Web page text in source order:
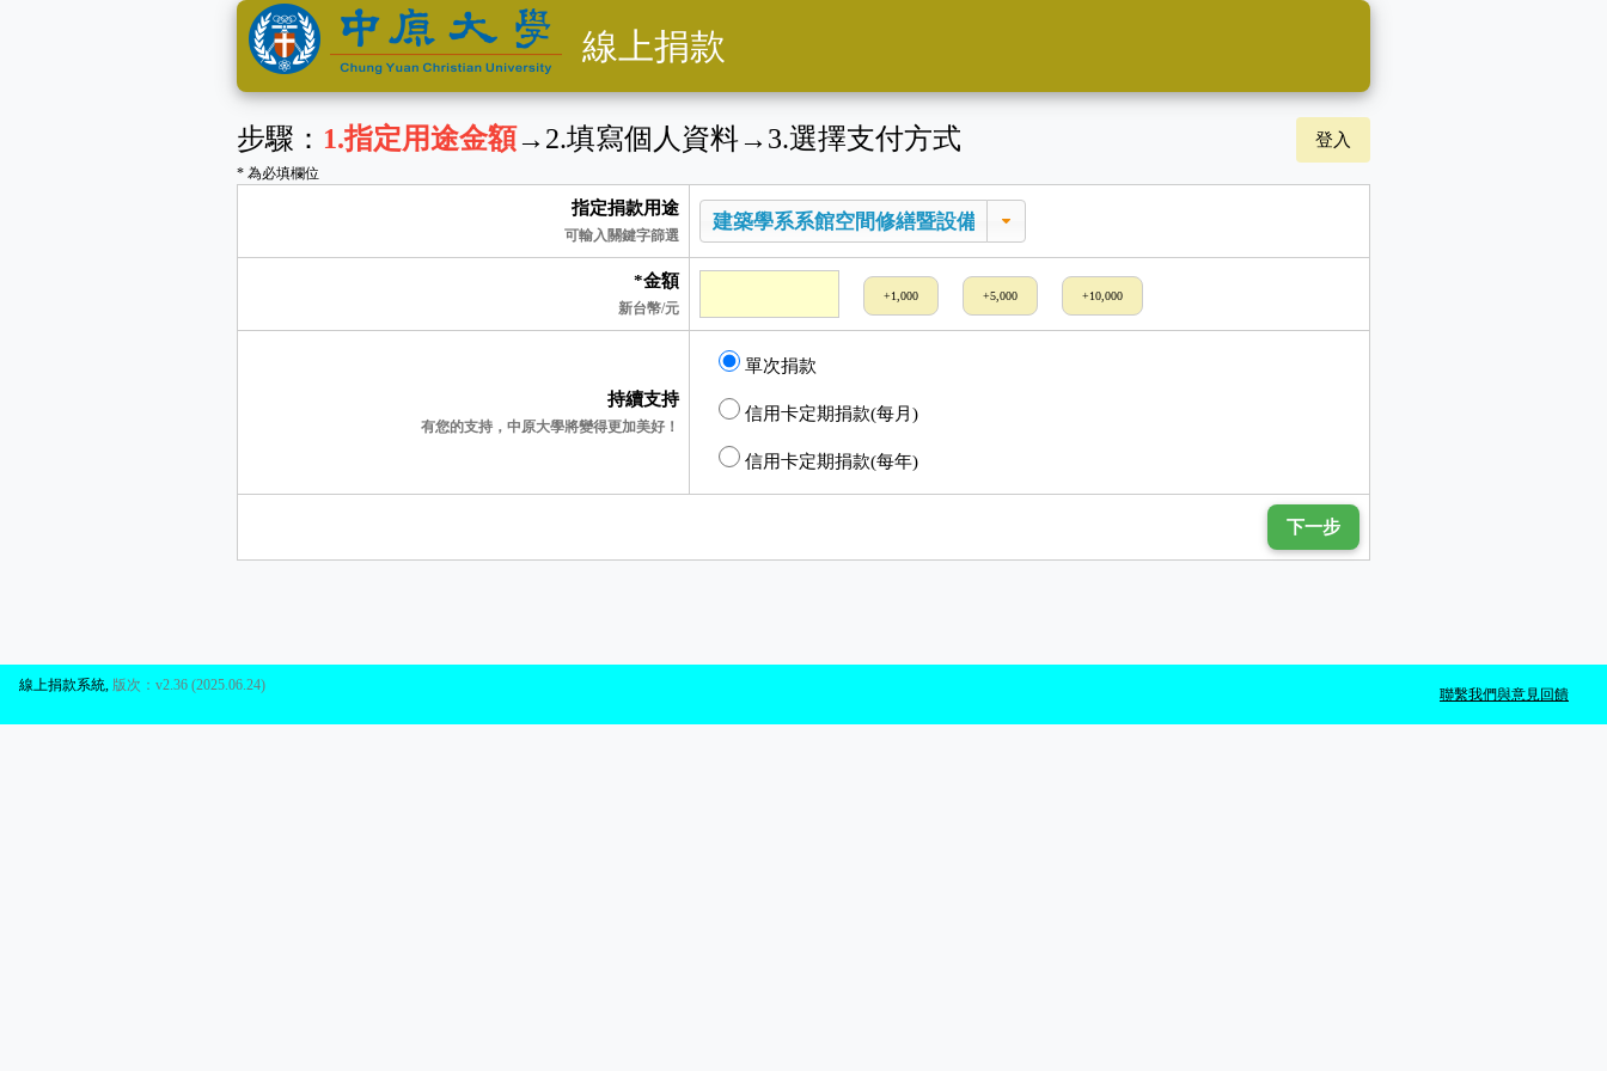
線上捐款
步驟： 1.指定用途金額→ 2.填寫個人資料→ 3.選擇支付方式 登入
* 為必填欄位
指定捐款用途
可輸入關鍵字篩選
*金額
新台幣/元
+1,000 +5,000 +10,000
持續支持
有您的支持，中原大學將變得更加美好！
單次捐款
信用卡定期捐款(每月)
信用卡定期捐款(每年)
下一步
聯繫我們與意見回饋
線上捐款系統 版次：v2.36 (2025.06.24)